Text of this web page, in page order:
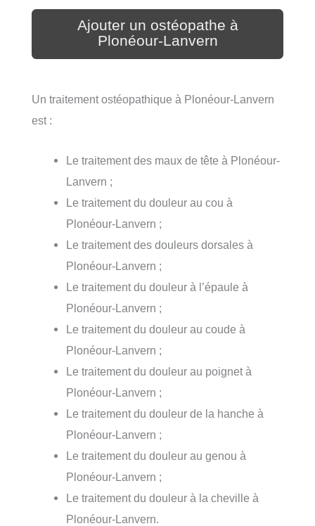
Ajouter un ostéopathe à
Plonéour-Lanvern
Un traitement ostéopathique à Plonéour-Lanvern
est :
Le traitement des maux de tête à Plonéour-
Lanvern ;
Le traitement du douleur au cou à
Plonéour-Lanvern ;
Le traitement des douleurs dorsales à
Plonéour-Lanvern ;
Le traitement du douleur à l’épaule à
Plonéour-Lanvern ;
Le traitement du douleur au coude à
Plonéour-Lanvern ;
Le traitement du douleur au poignet à
Plonéour-Lanvern ;
Le traitement du douleur de la hanche à
Plonéour-Lanvern ;
Le traitement du douleur au genou à
Plonéour-Lanvern ;
Le traitement du douleur à la cheville à
Plonéour-Lanvern.